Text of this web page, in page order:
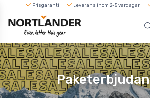
Prisgaranti Leverans inom 2-5 vardagar